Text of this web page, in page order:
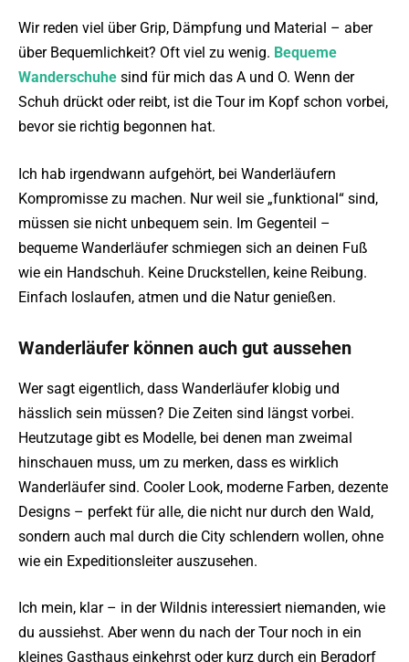
Wir reden viel über Grip, Dämpfung und Material – aber
über Bequemlichkeit? Oft viel zu wenig. Bequeme
Wanderschuhe sind für mich das A und O. Wenn der
Schuh drückt oder reibt, ist die Tour im Kopf schon vorbei,
bevor sie richtig begonnen hat.
Ich hab irgendwann aufgehört, bei Wanderläufern
Kompromisse zu machen. Nur weil sie „funktional“ sind,
müssen sie nicht unbequem sein. Im Gegenteil –
bequeme Wanderläufer schmiegen sich an deinen Fuß
wie ein Handschuh. Keine Druckstellen, keine Reibung.
Einfach loslaufen, atmen und die Natur genießen.
Wanderläufer können auch gut aussehen
Wer sagt eigentlich, dass Wanderläufer klobig und
hässlich sein müssen? Die Zeiten sind längst vorbei.
Heutzutage gibt es Modelle, bei denen man zweimal
hinschauen muss, um zu merken, dass es wirklich
Wanderläufer sind. Cooler Look, moderne Farben, dezente
Designs – perfekt für alle, die nicht nur durch den Wald,
sondern auch mal durch die City schlendern wollen, ohne
wie ein Expeditionsleiter auszusehen.
Ich mein, klar – in der Wildnis interessiert niemanden, wie
du aussiehst. Aber wenn du nach der Tour noch in ein
kleines Gasthaus einkehrst oder kurz durch ein Bergdorf